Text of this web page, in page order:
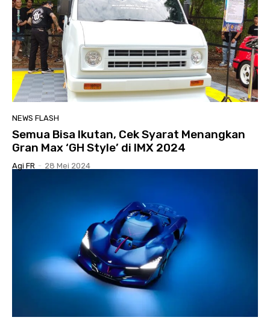
NEWS FLASH
Semua Bisa Ikutan, Cek Syarat Menangkan
Gran Max ‘GH Style’ di IMX 2024
Agi FR - 28 Mei 2024